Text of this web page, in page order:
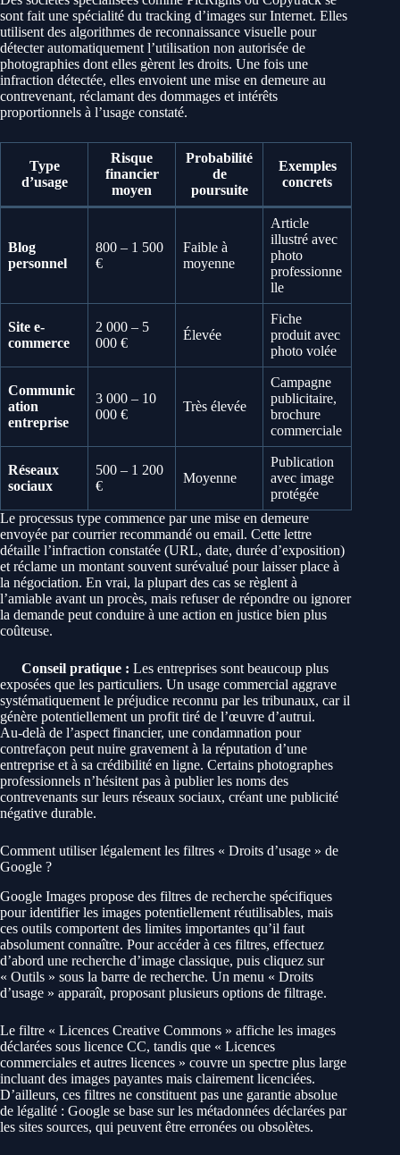
sont fait une spécialité du tracking d’images sur Internet. Elles
utilisent des algorithmes de reconnaissance visuelle pour
détecter automatiquement l’utilisation non autorisée de
photographies dont elles gèrent les droits. Une fois une
infraction détectée, elles envoient une mise en demeure au
contrevenant, réclamant des dommages et intérêts
proportionnels à l’usage constaté.
Type
d’usage
Risque
financier
moyen
Probabilité
de
poursuite
Exemples
concrets
Blog
personnel
800 – 1 500
€
Faible à
moyenne
Article
illustré avec
photo
professionne
lle
Site e-
commerce
2 000 – 5
000 €
Élevée
Fiche
produit avec
photo volée
Communic
ation
entreprise
3 000 – 10
000 €
Très élevée
Campagne
publicitaire,
brochure
commerciale
Réseaux
sociaux
500 – 1 200
€
Moyenne
Publication
avec image
protégée
Le processus type commence par une mise en demeure
envoyée par courrier recommandé ou email. Cette lettre
détaille l’infraction constatée (URL, date, durée d’exposition)
et réclame un montant souvent surévalué pour laisser place à
la négociation. En vrai, la plupart des cas se règlent à
l’amiable avant un procès, mais refuser de répondre ou ignorer
la demande peut conduire à une action en justice bien plus
coûteuse.
Conseil pratique : Les entreprises sont beaucoup plus
exposées que les particuliers. Un usage commercial aggrave
systématiquement le préjudice reconnu par les tribunaux, car il
génère potentiellement un profit tiré de l’œuvre d’autrui.
Au-delà de l’aspect financier, une condamnation pour
contrefaçon peut nuire gravement à la réputation d’une
entreprise et à sa crédibilité en ligne. Certains photographes
professionnels n’hésitent pas à publier les noms des
contrevenants sur leurs réseaux sociaux, créant une publicité
négative durable.
Comment utiliser légalement les filtres « Droits d’usage » de
Google ?
Google Images propose des filtres de recherche spécifiques
pour identifier les images potentiellement réutilisables, mais
ces outils comportent des limites importantes qu’il faut
absolument connaître. Pour accéder à ces filtres, effectuez
d’abord une recherche d’image classique, puis cliquez sur
« Outils » sous la barre de recherche. Un menu « Droits
d’usage » apparaît, proposant plusieurs options de filtrage.
Le filtre « Licences Creative Commons » affiche les images
déclarées sous licence CC, tandis que « Licences
commerciales et autres licences » couvre un spectre plus large
incluant des images payantes mais clairement licenciées.
D’ailleurs, ces filtres ne constituent pas une garantie absolue
de légalité : Google se base sur les métadonnées déclarées par
les sites sources, qui peuvent être erronées ou obsolètes.